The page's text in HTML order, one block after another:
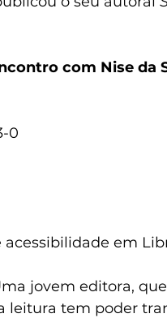
com Nise da
0
acessibilidade em
jovem editora,
leitura tem poder